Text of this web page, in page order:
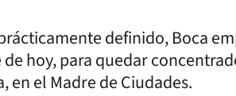
definido, Boca
hoy, para quedar
en el Madre de Ciudades.